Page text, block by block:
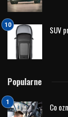
SUV
Popularne
Co